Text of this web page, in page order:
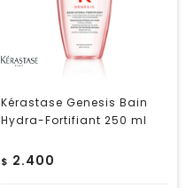
Kérastase Genesis Bain
Hydra-Fortifiant 250 ml
$ 2.400